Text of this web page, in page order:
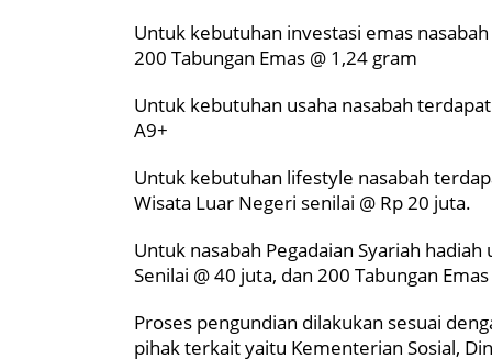
Untuk kebutuhan investasi emas
200 Tabungan Emas @ 1,24 gram
Untuk kebutuhan usaha nasabah
A9+
Untuk kebutuhan lifestyle nasabah
Wisata Luar Negeri senilai @ Rp 20 juta.
Untuk nasabah Pegadaian Syariah
Senilai @ 40 juta, dan 200 Tabungan
Proses pengundian dilakukan sesuai
pihak terkait yaitu Kementerian Sosial,